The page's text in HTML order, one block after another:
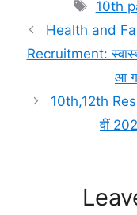
10th
Health and
Recruitment:
आ
10th,12th
वीं